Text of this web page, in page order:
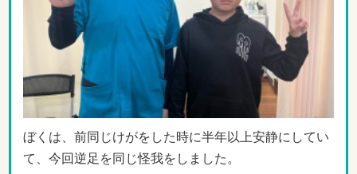
ぼくは、前同じけがをした時に半年以上安静にしてい
て、今回逆足を同じ怪我をしました。